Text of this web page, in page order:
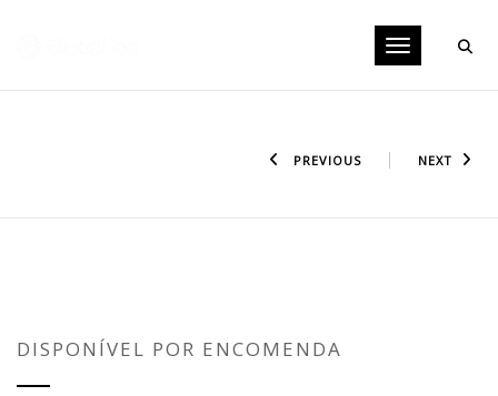
Toggle
PREVIOUS NEXT
DISPONÍVEL POR ENCOMENDA